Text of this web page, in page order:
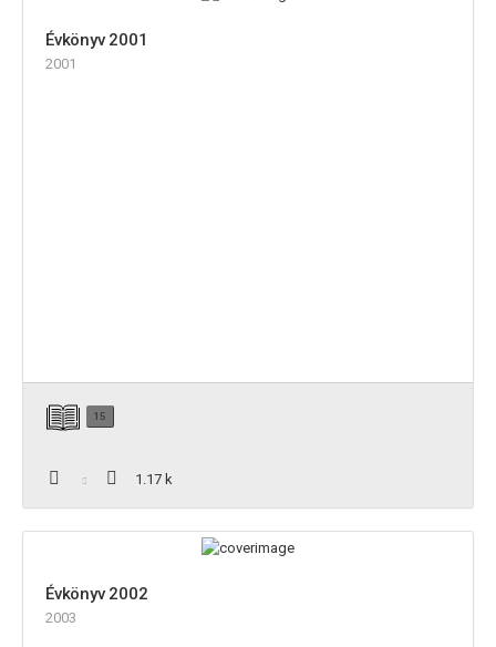
Évkönyv 2001
2001
15
1.17 k
Évkönyv 2002
2003